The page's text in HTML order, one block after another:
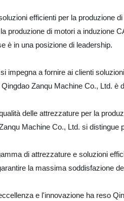
efficienti per la produzione
produzione di motori a induzione
è in una posizione di leadership.
impegna a fornire ai clienti
Zanqu Machine Co., Ltd. è
delle attrezzature per la
Machine Co., Ltd. si
di attrezzature e soluzioni
la massima soddisfazione
e l'innovazione ha reso